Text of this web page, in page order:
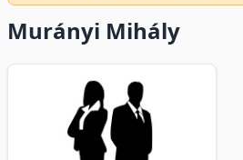
Murányi Mihály